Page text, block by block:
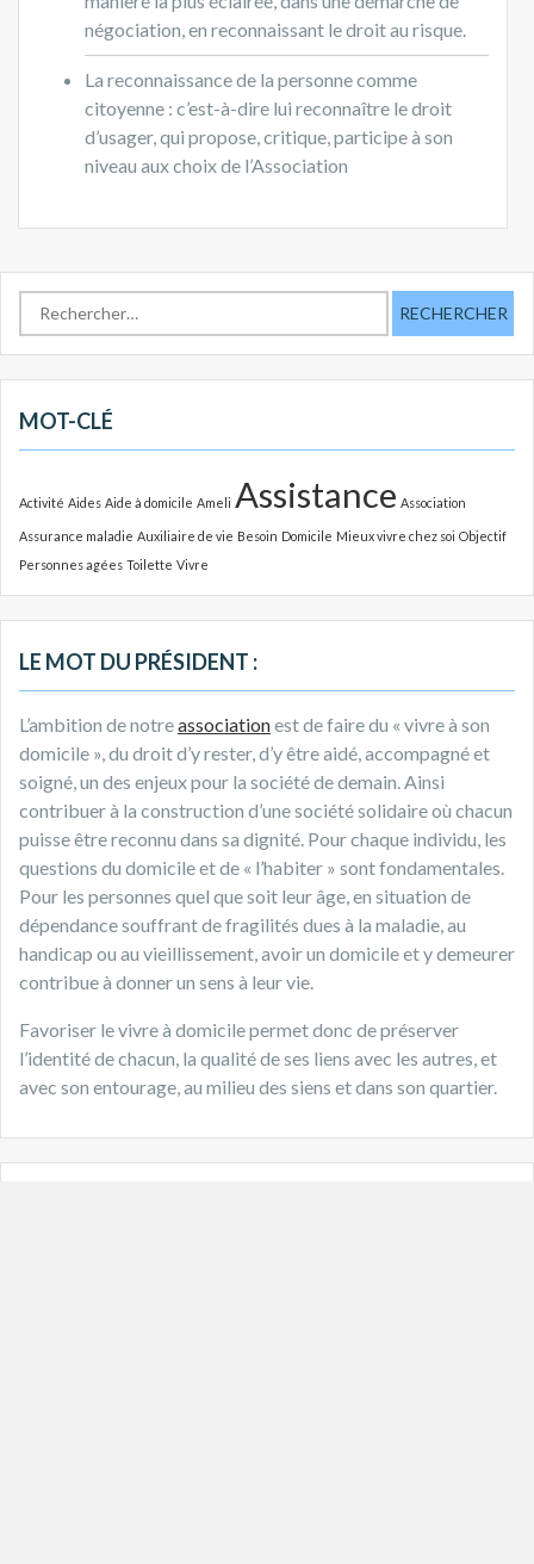
négociation, en reconnaissant le droit au risque.
La reconnaissance de la personne comme
citoyenne : c’est-à-dire lui reconnaître le droit
d’usager, qui propose, critique, participe à son
niveau aux choix de l’Association
e
c
e
r
h
e
r
:
MOT-CLÉ
Activité Aides Aide à domicile Ameli Assistance Association
Assurance maladie Auxiliaire de vie Besoin Domicile Mieux vivre chez soi Objectif
Personnes agées Toilette Vivre
LE MOT DU PRÉSIDENT :
L’ambition de notreassociationest de faire du « vivre à son
domicile », du droit d’y rester, d’y être aidé, accompagné et
soigné, un des enjeux pour la société de demain. Ainsi
contribuer à la construction d’une société solidaire où chacun
puisse être reconnu dans sa dignité. Pour chaque individu, les
questions du domicile et de « l’habiter » sont fondamentales.
Pour les personnes quel que soit leur âge, en situation de
dépendance souffrant de fragilités dues à la maladie, au
handicap ou au vieillissement, avoir un domicile et y demeurer
contribue à donner un sens à leur vie.
Favoriser le vivre à domicile permet donc de préserver
l’identité de chacun, la qualité de ses liens avec les autres, et
avec son entourage, au milieu des siens et dans son quartier.